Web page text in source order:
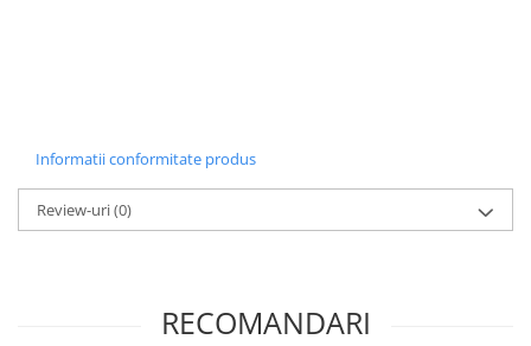
Ventilatoare
Pasta termica
Hard disk-uri externe
Informatii conformitate produs
Review-uri(0)
RECOMANDARI